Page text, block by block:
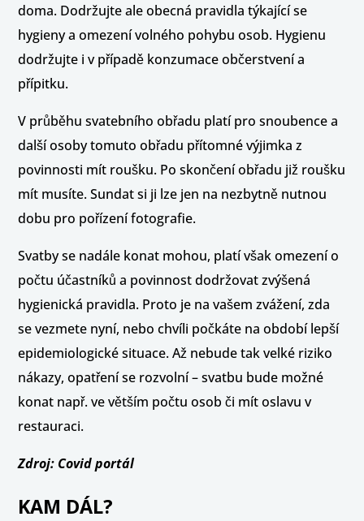
doma. Dodržujte ale obecná pravidla týkající se
hygieny a omezení volného pohybu osob. Hygienu
dodržujte i v případě konzumace občerstvení a
přípitku.
V průběhu svatebního obřadu platí pro snoubence a
další osoby tomuto obřadu přítomné výjimka z
povinnosti mít roušku. Po skončení obřadu již roušku
mít musíte. Sundat si ji lze jen na nezbytně nutnou
dobu pro pořízení fotografie.
Svatby se nadále konat mohou, platí však omezení o
počtu účastníků a povinnost dodržovat zvýšená
hygienická pravidla. Proto je na vašem zvážení, zda
se vezmete nyní, nebo chvíli počkáte na období lepší
epidemiologické situace. Až nebude tak velké riziko
nákazy, opatření se rozvolní – svatbu bude možné
konat např. ve větším počtu osob či mít oslavu v
restauraci.
Zdroj: Covid portál
KAM DÁL?